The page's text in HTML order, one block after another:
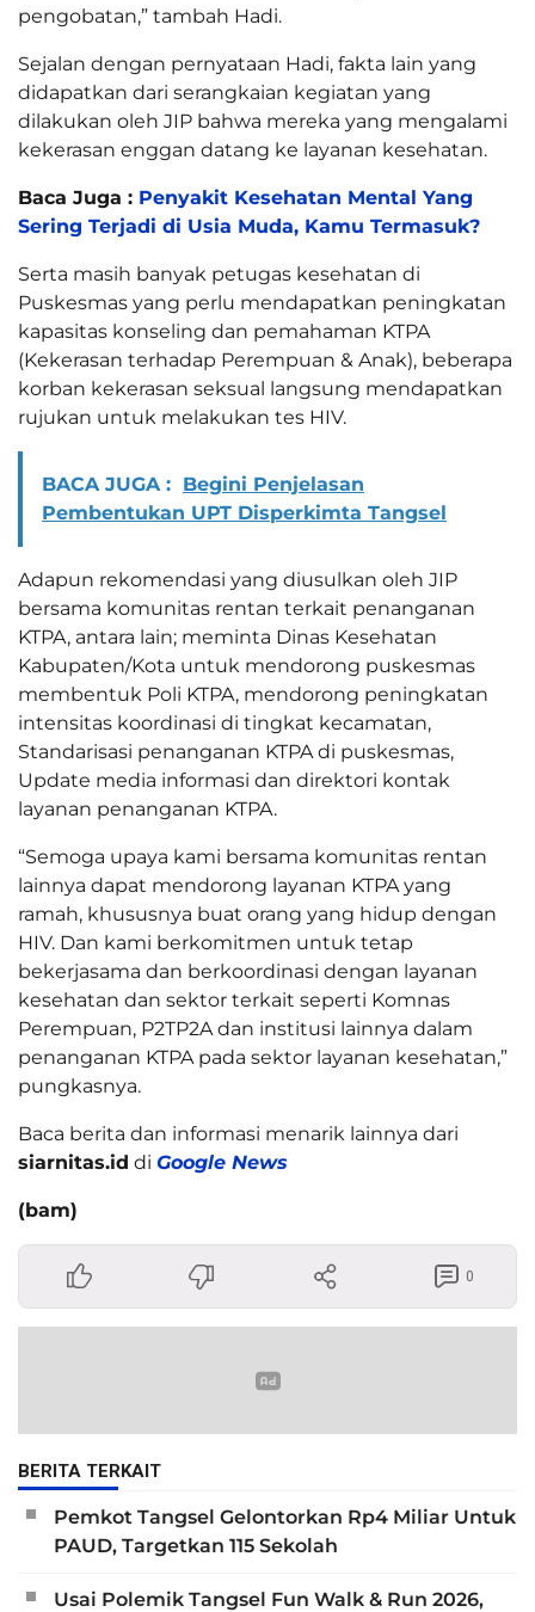
pengobatan,” tambah Hadi.
Sejalan dengan pernyataan Hadi, fakta lain yang
didapatkan dari serangkaian kegiatan yang
dilakukan oleh JIP bahwa mereka yang mengalami
kekerasan enggan datang ke layanan kesehatan.
Baca Juga : Penyakit Kesehatan Mental Yang
Sering Terjadi di Usia Muda, Kamu Termasuk?
Serta masih banyak petugas kesehatan di
Puskesmas yang perlu mendapatkan peningkatan
kapasitas konseling dan pemahaman KTPA
(Kekerasan terhadap Perempuan & Anak), beberapa
korban kekerasan seksual langsung mendapatkan
rujukan untuk melakukan tes HIV.
BACA JUGA : Begini Penjelasan
Pembentukan UPT Disperkimta Tangsel
Adapun rekomendasi yang diusulkan oleh JIP
bersama komunitas rentan terkait penanganan
KTPA, antara lain; meminta Dinas Kesehatan
Kabupaten/Kota untuk mendorong puskesmas
membentuk Poli KTPA, mendorong peningkatan
intensitas koordinasi di tingkat kecamatan,
Standarisasi penanganan KTPA di puskesmas,
Update media informasi dan direktori kontak
layanan penanganan KTPA.
“Semoga upaya kami bersama komunitas rentan
lainnya dapat mendorong layanan KTPA yang
ramah, khususnya buat orang yang hidup dengan
HIV. Dan kami berkomitmen untuk tetap
bekerjasama dan berkoordinasi dengan layanan
kesehatan dan sektor terkait seperti Komnas
Perempuan, P2TP2A dan institusi lainnya dalam
penanganan KTPA pada sektor layanan kesehatan,”
pungkasnya.
Baca berita dan informasi menarik lainnya dari
siarnitas.id di Google News
(bam)
0
BERITA TERKAIT
Pemkot Tangsel Gelontorkan Rp4 Miliar Untuk
PAUD, Targetkan 115 Sekolah
Usai Polemik Tangsel Fun Walk & Run 2026,